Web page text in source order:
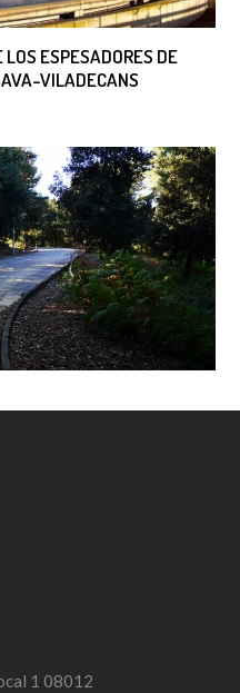
ESPESADORES DE
VILADECANS
1 08012